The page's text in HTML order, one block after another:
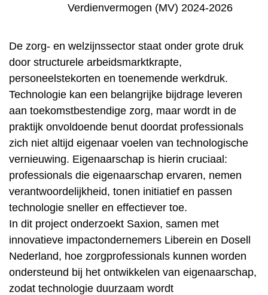
Verdienvermogen (MV) 2024-2026
De zorg- en welzijnssector staat onder grote druk
door structurele arbeidsmarktkrapte,
personeelstekorten en toenemende werkdruk.
Technologie kan een belangrijke bijdrage leveren
aan toekomstbestendige zorg, maar wordt in de
praktijk onvoldoende benut doordat professionals
zich niet altijd eigenaar voelen van technologische
vernieuwing. Eigenaarschap is hierin cruciaal:
professionals die eigenaarschap ervaren, nemen
verantwoordelijkheid, tonen initiatief en passen
technologie sneller en effectiever toe.
In dit project onderzoekt Saxion, samen met
innovatieve impactondernemers Liberein en Dosell
Nederland, hoe zorgprofessionals kunnen worden
ondersteund bij het ontwikkelen van eigenaarschap,
zodat technologie duurzaam wordt